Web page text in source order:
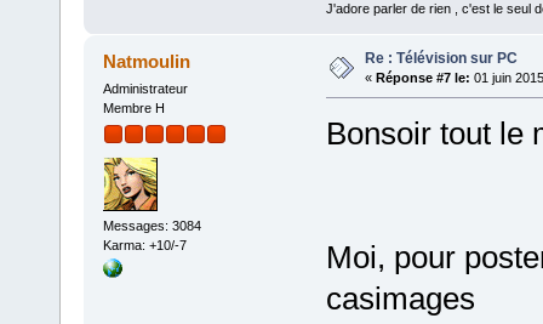
J'adore parler de rien , c'est le seul
Natmoulin
Administrateur
Membre H
Messages: 3084
Karma: +10/-7
Re : Télévision sur PC
« Réponse #7 le: 01 juin
Bonsoir tout le
Moi, pour
casimages